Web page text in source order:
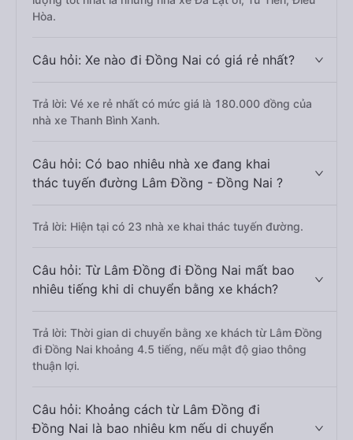
Hòa.
Câu hỏi: Xe nào đi Đồng Nai có giá rẻ nhất?
Trả lời: Vé xe rẻ nhất có mức giá là 180.000 đồng của
nhà xe Thanh Bình Xanh.
Câu hỏi: Có bao nhiêu nhà xe đang khai
thác tuyến đường Lâm Đồng - Đồng Nai ?
Trả lời: Hiện tại có 23 nhà xe khai thác tuyến đường.
Câu hỏi: Từ Lâm Đồng đi Đồng Nai mất bao
nhiêu tiếng khi di chuyển bằng xe khách?
Trả lời: Thời gian di chuyển bằng xe khách từ Lâm Đồng
đi Đồng Nai khoảng 4.5 tiếng, nếu mật độ giao thông
thuận lợi.
Câu hỏi: Khoảng cách từ Lâm Đồng đi
Đồng Nai là bao nhiêu km nếu di chuyển